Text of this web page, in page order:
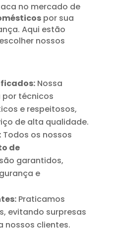
no mercado de
por sua
Aqui estão
nossos
Nossa
técnicos
e respeitosos,
de alta qualidade.
Todos os nossos
de
garantidos,
e
Praticamos
evitando surpresas
nossos clientes.